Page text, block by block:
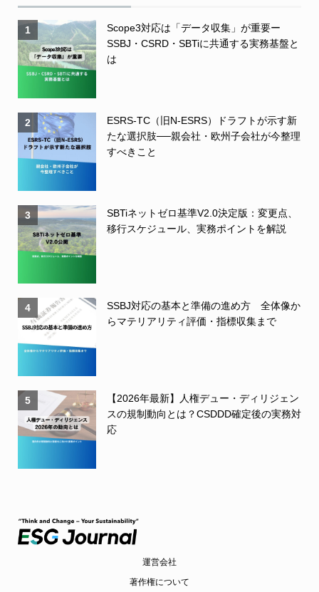
1
Scope3対応は「データ収集」が重要ー
SSBJ・CSRD・SBTiに共通する実務基盤と
は
2
ESRS-TC（旧N-ESRS）ドラフトが示す新
たな選択肢──親会社・欧州子会社が今整理
すべきこと
3
SBTiネットゼロ基準V2.0決定版：変更点、
移行スケジュール、実務ポイントを解説
4
SSBJ対応の基本と準備の進め方 全体像か
らマテリアリティ評価・指標収集まで
5
【2026年最新】人権デュー・ディリジェン
スの規制動向とは？CSDDD確定後の実務対
応
運営会社
著作権について